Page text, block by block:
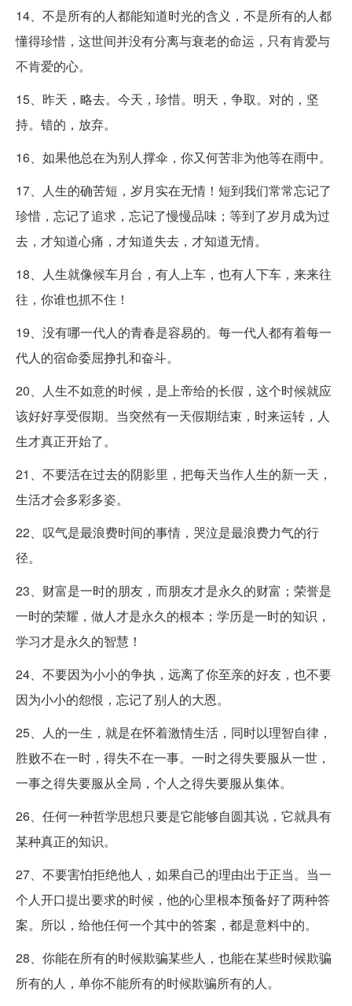
14、不是所有的人都能知道时光的含义，不是所有的人都
懂得珍惜，这世间并没有分离与衰老的命运，只有肯爱与
不肯爱的心。
15、昨天，略去。今天，珍惜。明天，争取。对的，坚
持。错的，放弃。
16、如果他总在为别人撑伞，你又何苦非为他等在雨中。
17、人生的确苦短，岁月实在无情！短到我们常常忘记了
珍惜，忘记了追求，忘记了慢慢品味；等到了岁月成为过
去，才知道心痛，才知道失去，才知道无情。
18、人生就像候车月台，有人上车，也有人下车，来来往
往，你谁也抓不住！
19、没有哪一代人的青春是容易的。每一代人都有着每一
代人的宿命委屈挣扎和奋斗。
20、人生不如意的时候，是上帝给的长假，这个时候就应
该好好享受假期。当突然有一天假期结束，时来运转，人
生才真正开始了。
21、不要活在过去的阴影里，把每天当作人生的新一天，
生活才会多彩多姿。
22、叹气是最浪费时间的事情，哭泣是最浪费力气的行
径。
23、财富是一时的朋友，而朋友才是永久的财富；荣誉是
一时的荣耀，做人才是永久的根本；学历是一时的知识，
学习才是永久的智慧！
24、不要因为小小的争执，远离了你至亲的好友，也不要
因为小小的怨恨，忘记了别人的大恩。
25、人的一生，就是在怀着激情生活，同时以理智自律，
胜败不在一时，得失不在一事。一时之得失要服从一世，
一事之得失要服从全局，个人之得失要服从集体。
26、任何一种哲学思想只要是它能够自圆其说，它就具有
某种真正的知识。
27、不要害怕拒绝他人，如果自己的理由出于正当。当一
个人开口提出要求的时候，他的心里根本预备好了两种答
案。所以，给他任何一个其中的答案，都是意料中的。
28、你能在所有的时候欺骗某些人，也能在某些时候欺骗
所有的人，单你不能所有的时候欺骗所有的人。